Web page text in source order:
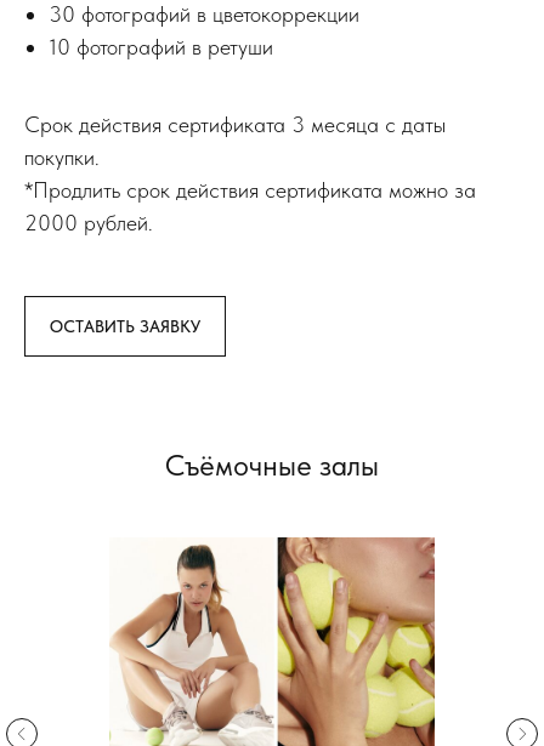
30 фотографий в цветокоррекции
10 фотографий в ретуши
Срок действия сертификата 3 месяца с даты
покупки.
*Продлить срок действия сертификата можно за
2000 рублей.
ОСТАВИТЬ ЗАЯВКУ
Съёмочные залы